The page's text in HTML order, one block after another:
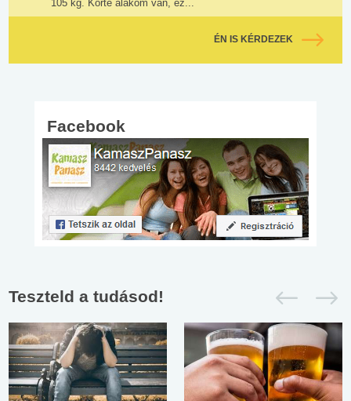
105 kg. Körte alakom van, ez...
ÉN IS KÉRDEZEK
Facebook
Teszteld a tudásod!